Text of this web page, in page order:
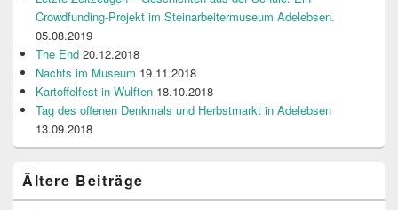
Crowdfunding-Projekt im Steinarbeitermuseum Adelebsen.
05.08.2019
The End 20.12.2018
Nachts im Museum 19.11.2018
Kartoffelfest in Wulften 18.10.2018
Tag des offenen Denkmals und Herbstmarkt in Adelebsen
13.09.2018
Ältere Beiträge